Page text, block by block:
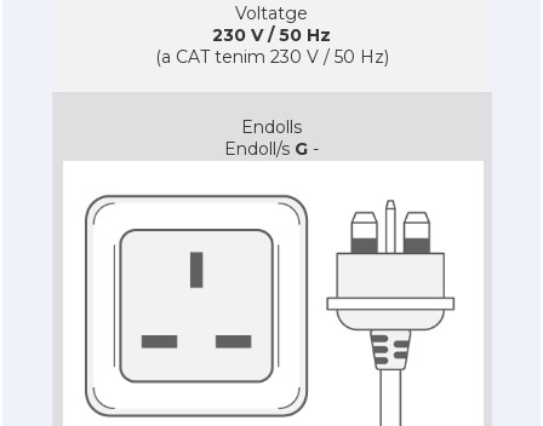
Voltatge
230 V / 50 Hz
(a CAT tenim 230 V / 50 Hz)
Endolls
Endoll/s G -